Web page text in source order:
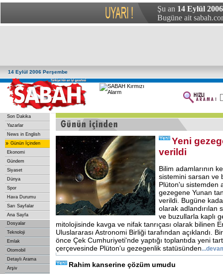
Şu an 14 Eylül
Bugüne ait
14 Eylül 2006 Perşembe
Son Dakika
Yazarlar
News in English
» Günün İçinden
Ekonomi
Gündem
Siyaset
Dünya
Spor
Hava Durumu
Sarı Sayfalar
Ana Sayfa
Dosyalar
Teknoloji
Emlak
Otomobil
Detaylı Arama
Arşiv
Yeni
verildi
Bilim adamlarının
sistemini sarsan ve
Plüton'u sistemden
gezegene Yunan
verildi. Bugüne
olarak adlandırılan
ve buzullarla kaplı
mitolojisinde kavga ve nifak tanrıçası olarak bilinen
Uluslararası Astronomi Birliği tarafından açıklandı.
önce Çek Cumhuriyeti'nde yaptığı toplantıda yeni
çerçevesinde Plüton'u gezegenlik statüsünden...
Rahim kanserine çözüm umudu